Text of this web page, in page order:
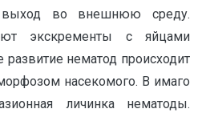
во внешнюю среду.
экскременты с яйцами
нематод происходит
насекомого. В имаго
личинка нематоды.